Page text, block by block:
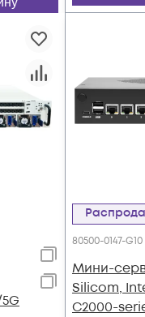
80500-0147-G10
Мини-
Silicom,
C2000-